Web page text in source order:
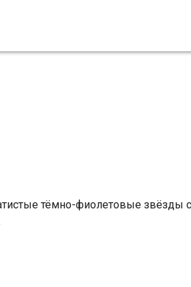
тёмно-фиолетовые звёзды